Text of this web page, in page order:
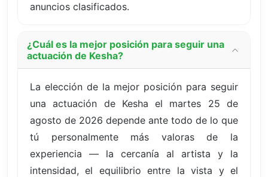
anuncios clasificados.
¿Cuál es la mejor posición para seguir una
actuación de Kesha?
La elección de la mejor posición para seguir
una actuación de Kesha el martes 25 de
agosto de 2026 depende ante todo de lo que
tú personalmente más valoras de la
experiencia — la cercanía al artista y la
intensidad, el equilibrio entre la vista y el